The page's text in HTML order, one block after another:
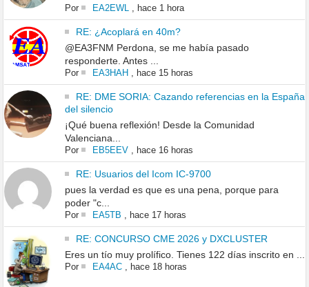
Por EA2EWL hace 1 hora
RE: ¿Acoplará en 40m?
@EA3FNM Perdona, se me había pasado
responderte. Antes ...
Por EA3HAH, hace 15 horas
RE: DME SORIA: Cazando referencias en la España
del silencio
¡Qué buena reflexión! Desde la Comunidad
Valenciana...
Por EB5EEV, hace 16 horas
RE: Usuarios del Icom IC-9700
pues la verdad es que es una pena, porque para
poder "c...
Por EA5TB hace 17 horas
RE: CONCURSO CME 2026 y DXCLUSTER
Eres un tío muy prolífico. Tienes 122 días inscrito en ...
Por EA4AC, hace 18 horas